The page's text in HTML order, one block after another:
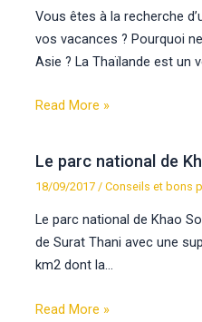
Vous êtes à la recherche
vos vacances ? Pourquoi
Asie ? La Thaïlande est un
Read More »
Le parc national de
18/09/2017 /Conseils et bons
Le parc national de Khao
de Surat Thani avec une
km2 dont la…
Read More »